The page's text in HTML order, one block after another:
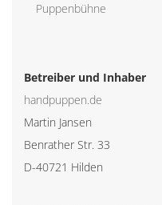
Puppenbühne
Betreiber und Inhaber
handpuppen.de
Martin Jansen
Benrather Str. 33
D-40721 Hilden